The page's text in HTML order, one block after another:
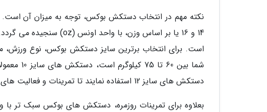
است. برای انتخاب برترین سایز دستکش بوکس، نوع ورزش،
شما بین
دستکش های سایز 12 استفاده نمایند تا تمرینات و فعالیت های خود را بهتر انجام دهند.